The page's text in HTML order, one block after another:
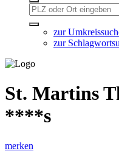
zur
zur
St. Martins
****s
merken